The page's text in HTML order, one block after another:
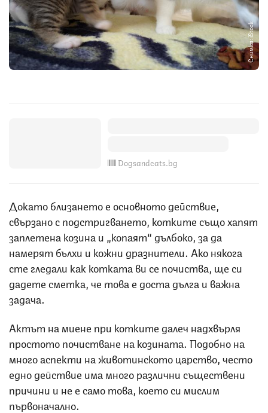
Снимка: iStock
Dogsandcats.bg
Докато близането е основното действие,
свързано с подстригването, котките също хапят
заплетена козина и „копаят“ дълбоко, за да
намерят бълхи и кожни дразнители. Ако някога
сте гледали как котката ви се почиства, ще си
дадете сметка, че това е доста дълга и важна
задача.
Актът на миене при котките далеч надхвърля
простото почистване на козината. Подобно на
много аспекти на животинското царство, често
едно действие има много различни съществени
причини и не е само това, което си мислим
първоначално.